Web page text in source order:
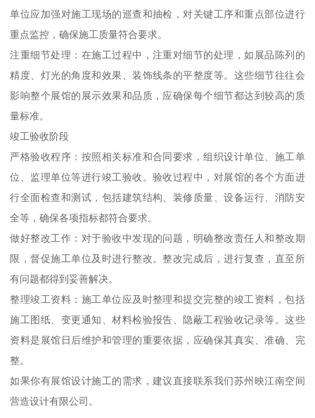
单位应加强对施工现场的巡查和抽检，对关键工序和重点部位进行
重点监控，确保施工质量符合要求。
注重细节处理：在施工过程中，注重对细节的处理，如展品陈列的
精度、灯光的角度和效果、装饰线条的平整度等。这些细节往往会
影响整个展馆的展示效果和品质，应确保每个细节都达到较高的质
量标准。
竣工验收阶段
严格验收程序：按照相关标准和合同要求，组织设计单位、施工单
位、监理单位等进行竣工验收。验收过程中，对展馆的各个方面进
行全面检查和测试，包括建筑结构、装修质量、设备运行、消防安
全等，确保各项指标都符合要求。
做好整改工作：对于验收中发现的问题，明确整改责任人和整改期
限，督促施工单位及时进行整改。整改完成后，进行复查，直至所
有问题都得到妥善解决。
整理竣工资料：施工单位应及时整理和提交完整的竣工资料，包括
施工图纸、变更通知、材料检验报告、隐蔽工程验收记录等。这些
资料是展馆日后维护和管理的重要依据，应确保其真实、准确、完
整。
如果你有展馆设计施工的需求，建议直接联系我们苏州映江南空间
营造设计有限公司。